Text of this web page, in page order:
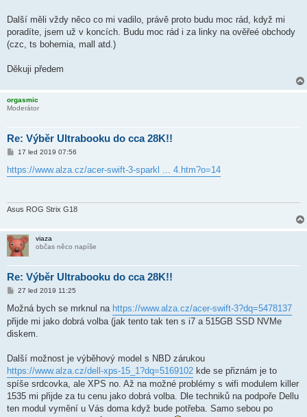
Další měli vždy něco co mi vadilo, právě proto budu moc rád, když mi
poradíte, jsem už v koncích. Budu moc rád i za linky na ověřeé obchody
(czc, ts bohemia, mall atd.)
Děkuji předem
orgasmic
Moderátor
Re: Výběr Ultrabooku do cca 28K!!
P
í
s
e
17 led 2019 07:56
https://www.alza.cz/acer-swift-3-sparkl ... 4.htm?o=14
Asus ROG Strix G18
viaza
občas něco napíše
Re: Výběr Ultrabooku do cca 28K!!
P
í
p
ě
v
k
27 led 2019 11:25
Možná bych se mrknul na https://www.alza.cz/acer-swift-3?dq=5478137
přijde mi jako dobrá volba (jak tento tak ten s i7 a 515GB SSD NVMe
diskem.
Další možnost je výběhový model s NBD zárukou
https://www.alza.cz/dell-xps-15_1?dq=5169102 kde se přiznám je to
spíše srdcovka, ale XPS no. Až na možné problémy s wifi modulem killer
1535 mi přijde za tu cenu jako dobrá volba. Dle techniků na podpoře Dellu
ten modul vymění u Vás doma když bude potřeba. Samo sebou po